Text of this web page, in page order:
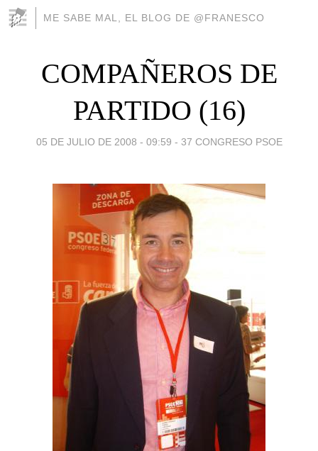
ME SABE MAL, EL BLOG DE @FRANESCO
COMPAÑEROS DE
PARTIDO (16)
05 DE JULIO DE 2008 - 09:59 - 37 CONGRESO PSOE